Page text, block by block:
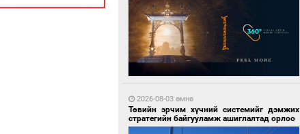
2026-08-03 өмнө
Төвийн эрчим хүчний системийг дэмжих
стратегийн байгууламж ашиглалтад орлоо